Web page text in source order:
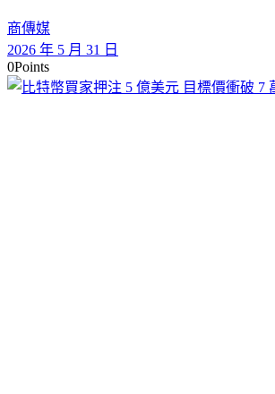
商傳媒
2026 年 5 月 31 日
0Points